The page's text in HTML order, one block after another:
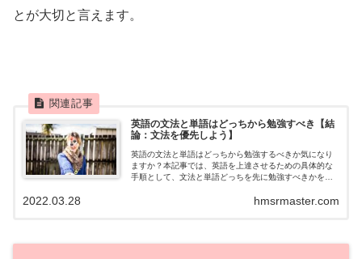
とが大切と言えます。
英語の文法と単語はどっちから勉強すべき【結
論：文法を優先しよう】
英語の文法と単語はどっちから勉強するべきか気になり
ますか？本記事では、英語を上達させるための具体的な
手順として、文法と単語どっちを先に勉強すべきかを解
hmsrmaster.com
2022.03.28